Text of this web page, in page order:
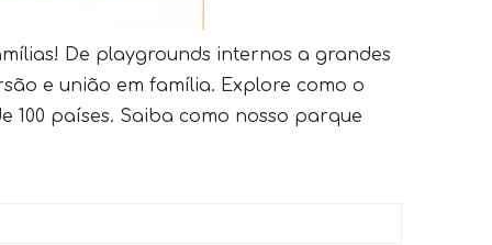
De playgrounds internos a grandes
e união em família. Explore como o
países. Saiba como nosso parque